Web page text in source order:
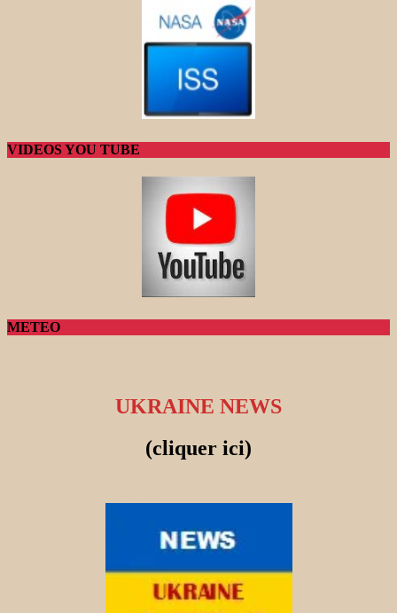
VIDEOS YOU TUBE
METEO
UKRAINE NEWS
(cliquer ici)